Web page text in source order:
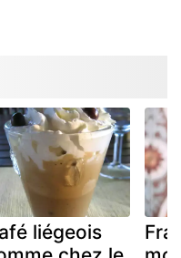
liégeois